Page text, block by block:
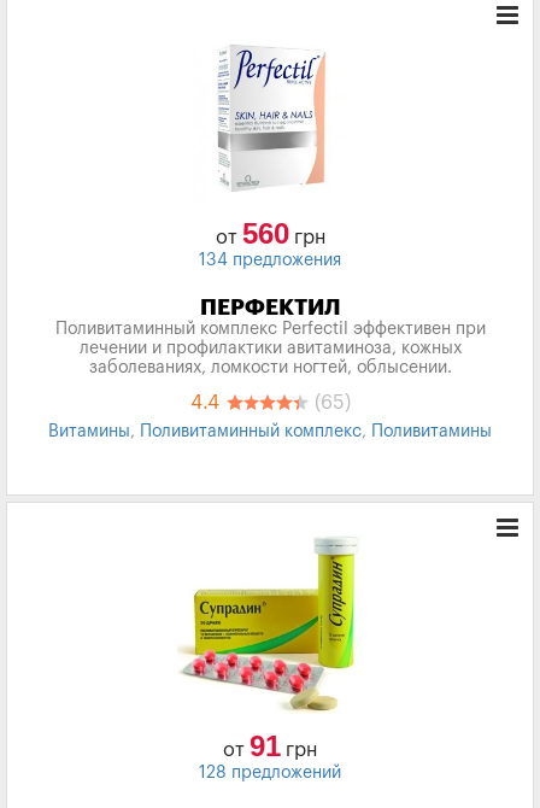
от 560грн
134 предложения
ПЕРФЕКТИЛ
Поливитаминный комплекс Perfectil эффективен при
лечении и профилактики авитаминоза, кожных
заболеваниях, ломкости ногтей, облысении.
4.4 (65)
Витамины, Поливитаминный комплекс, Поливитамины
от 91 грн
128 предложений